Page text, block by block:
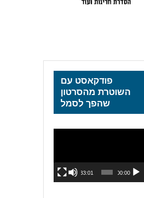
פודקאסט עם
השוטרת מהסרטון
שהפך לסמל
00:00
33:01